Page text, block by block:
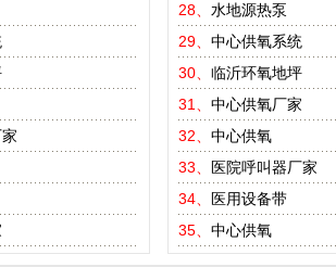
28、 水地源热泵
29、 中心供氧系统
30、 临沂环氧地坪
31、 中心供氧厂家
32、 中心供氧
33、
医院呼叫器厂家
34、
医用设备带
35、 中心供氧